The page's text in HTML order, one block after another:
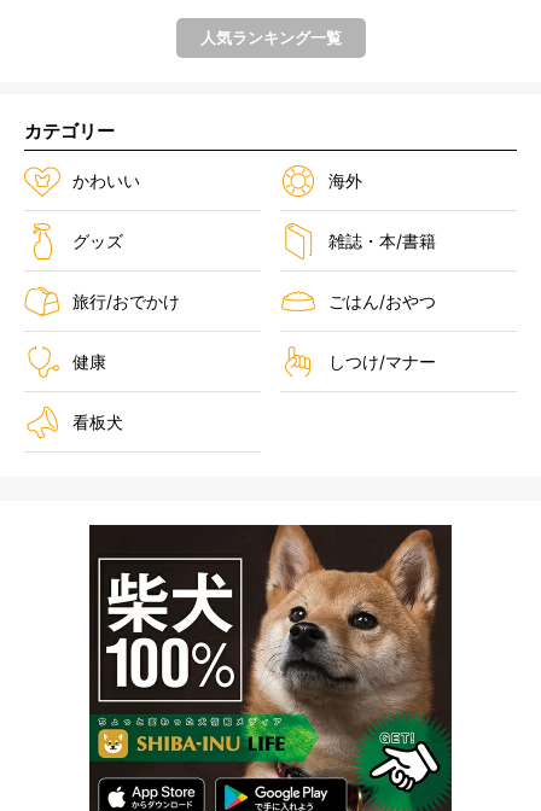
人気ランキング一覧
カテゴリー
かわいい 海外
グッズ 雑誌・本/書籍
旅行/おでかけ ごはん/おやつ
健康 しつけ/マナー
看板犬